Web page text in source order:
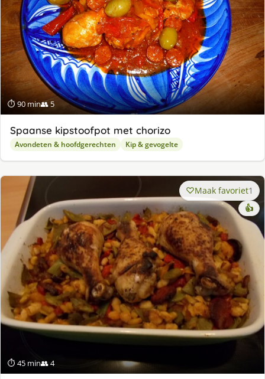
⏱ 90 min👥 5
Spaanse kipstoofpot met chorizo
Avondeten & hoofdgerechten Kip & gevogelte
⏱ 45 min👥 4
Maak favoriet1
👍